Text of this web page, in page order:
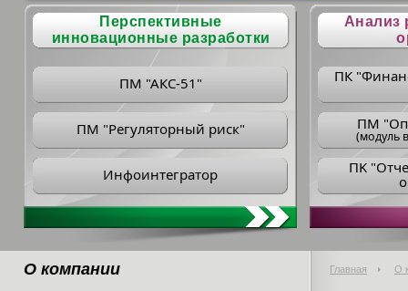
Перспективные
инновационные разработки
ПМ "АКС-51"
ПМ "Регуляторный риск"
Инфоинтегратор
Анализ
ПК
ПM
(модуль
ПK
О компании Главная О